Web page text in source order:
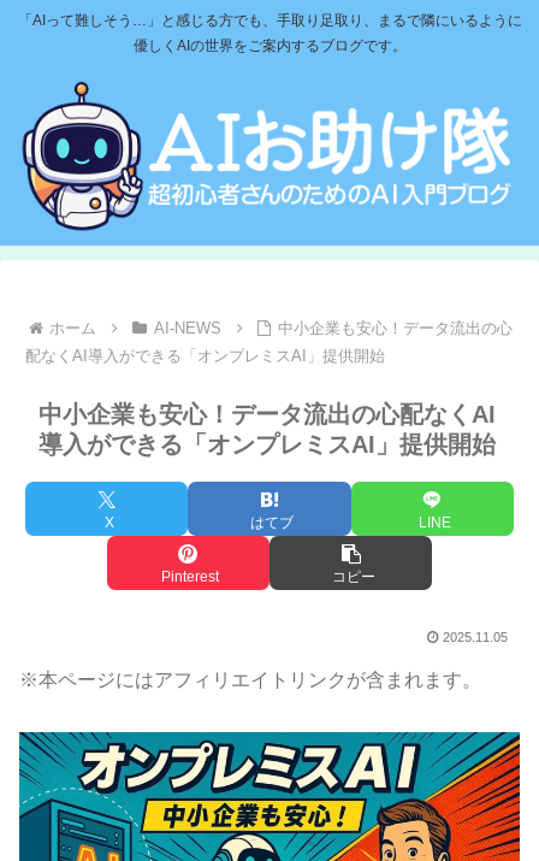
「AIって難しそう…」と感じる方でも、手取り足取り、まるで隣にいるように
優しくAIの世界をご案内するブログです。
ホーム AI-NEWS
中小企業も安心！データ流出の心
配なくAI導入ができる「オンプレミスAI」提供開始
中小企業も安心！データ流出の心配なくAI
導入ができる「オンプレミスAI」提供開始
X はてブ LINE
Pinterest コピー
2025.11.05
※本ページにはアフィリエイトリンクが含まれます。